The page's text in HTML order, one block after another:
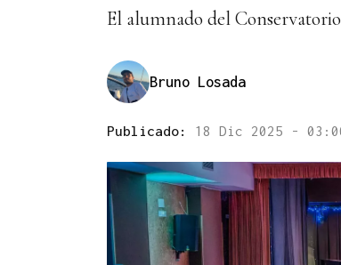
El alumnado del
Bruno Losada
Publicado: 18 Dic 2025 -